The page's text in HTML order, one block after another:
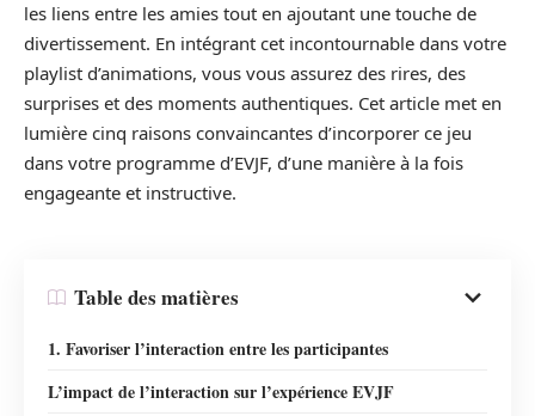
les liens entre les amies tout en ajoutant une touche de
divertissement. En intégrant cet incontournable dans votre
playlist d’animations, vous vous assurez des rires, des
surprises et des moments authentiques. Cet article met en
lumière cinq raisons convaincantes d’incorporer ce jeu
dans votre programme d’EVJF, d’une manière à la fois
engageante et instructive.
Table des matières
1. Favoriser l’interaction entre les participantes
L’impact de l’interaction sur l’expérience EVJF